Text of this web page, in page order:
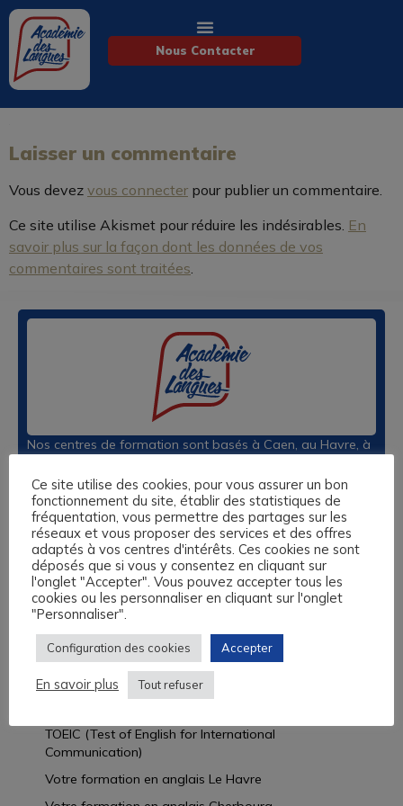
Nous Contacter
Laisser un commentaire
Vous devez vous connecter pour publier un commentaire.
Ce site utilise Akismet pour réduire les indésirables. En
savoir plus sur la façon dont les données de vos
commentaires sont traitées
Nos centres de formation sont basés à Caen, au Havre, à
sur-mesure en anglais, espagnol, allemand, italien, langue
des Signes et 13 autres langues, éligibles au Compte
Personnel de Formation, aux fonds de formation des
Travailleurs Non Salariés, et autres financements
possibles.
L’Académie des Langues vous propose un audit
linguistique complet et gratuit et vous accompagne dans
Découvrir nos offres
TOEIC (Test of English for International
Communication)
Votre formation en anglais Le Havre
Ce site utilise des cookies, pour vous assurer un bon
fonctionnement du site, établir des statistiques de
fréquentation, vous permettre des partages sur les
réseaux et vous proposer des services et des offres
adaptés à vos centres d'intérêts. Ces cookies ne sont
déposés que si vous y consentez en cliquant sur
l'onglet "Accepter". Vous pouvez accepter tous les
cookies ou les personnaliser en cliquant sur l'onglet
"Personnaliser".
Configuration des cookies Accepter
En savoir plus Tout refuser